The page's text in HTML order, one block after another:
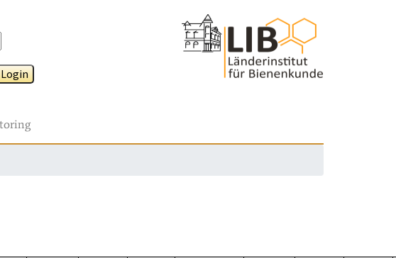
Login